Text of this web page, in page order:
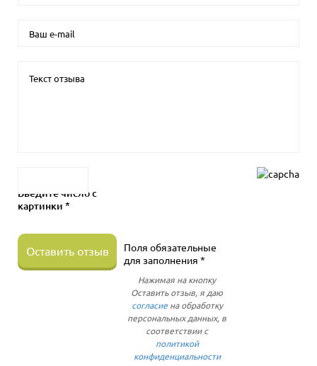
Введите число с
картинки *
Оставить отзыв
Поля обязательные
для заполнения *
Нажимая на кнопку
Оставить отзыв, я даю
согласиена обработку
персональных данных, в
соответствии с
политикой
конфиденциальности